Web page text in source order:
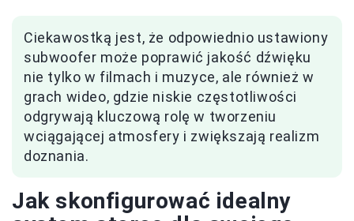
Ciekawostką jest, że odpowiednio ustawiony
subwoofer może poprawić jakość dźwięku
nie tylko w filmach i muzyce, ale również w
grach wideo, gdzie niskie częstotliwości
odgrywają kluczową rolę w tworzeniu
wciągającej atmosfery i zwiększają realizm
doznania.
Jak skonfigurować idealny